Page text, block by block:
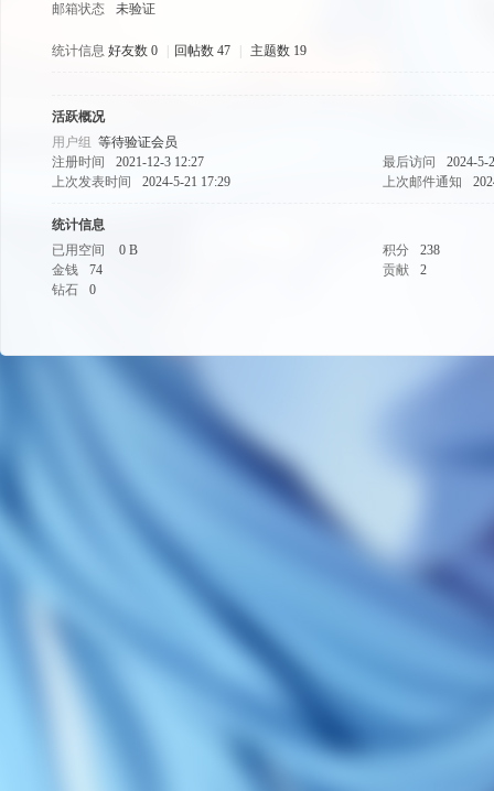
邮箱状态
未验证
统计信息 好友数 0 回帖数 47 主题数 19
活跃概况
用户组 等待验证会员
注册时间
2021-12-3 12:27 最后访问
2024-5-
上次发表时间
2024-5-21 17:29 上次邮件通知
统计信息
已用空间
0 B 积分
238
金钱
74 贡献
2
钻石
0